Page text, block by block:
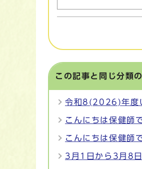
この記事と同じ分類
令和8(2026)年度
こんにちは保健師
こんにちは保健師
3月1日から3月8